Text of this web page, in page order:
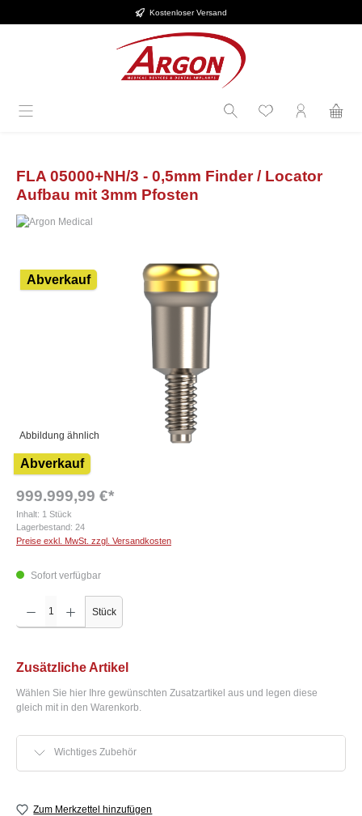
Kostenloser Versand
FLA 05000+NH/3 - 0,5mm Finder / Locator
Aufbau mit 3mm Pfosten
Bildergalerie überspringen
Abverkauf
Abbildung ähnlich
Abverkauf
999.999,99 €*
Inhalt: 1 Stück
Lagerbestand: 24
Preise exkl. MwSt. zzgl. Versandkosten
Sofort verfügbar
Produkt Anzahl: Gib den gewünschten Wert ein oder benutze die Schaltflächen um die
Stück
Zusätzliche Artikel
Wählen Sie hier Ihre gewünschten Zusatzartikel aus und legen diese
gleich mit in den Warenkorb.
Wichtiges Zubehör
Zum Merkzettel hinzufügen